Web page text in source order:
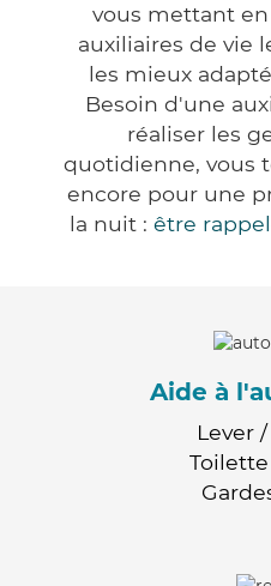
vous mettant
auxiliaires de vie
les mieux
Besoin d'une
réaliser les
quotidienne, vous
encore pour une
la nuit : être
Aide à
Lever